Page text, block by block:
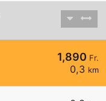
1,890 Fr.
0,3 km